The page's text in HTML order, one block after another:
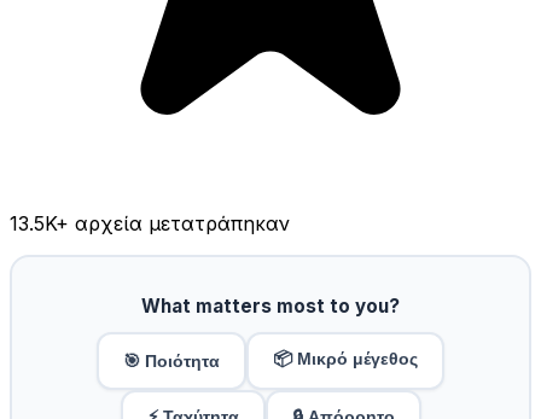
13.5K+ αρχεία μετατράπηκαν
What matters most to you?
🎯 Ποιότητα 📦 Μικρό μέγεθος